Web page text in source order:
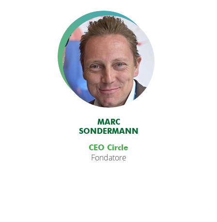
MARC
SONDERMANN
CEO Circle
Fondatore